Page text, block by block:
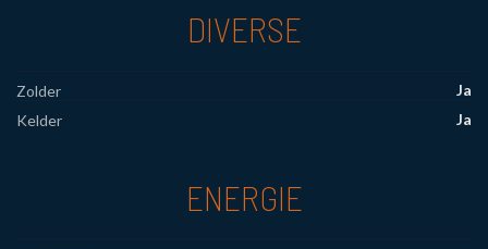
DIVERSE
Zolder
Ja
Kelder
Ja
ENERGIE